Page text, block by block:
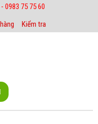
0983 75 75 60
Kiểm tra